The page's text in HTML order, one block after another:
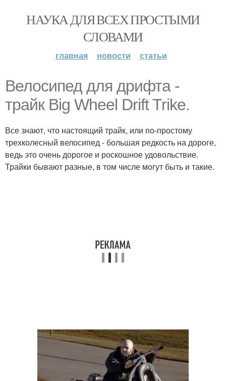
НАУКА ДЛЯ ВСЕХ ПРОСТЫМИ
СЛОВАМИ
главная новости статьи
Велосипед для дрифта -
трайк Big Wheel Drift Trike.
Все знают, что настоящий трайк, или по-простому
трехколесный велосипед - большая редкость на дороге,
ведь это очень дорогое и роскошное удовольствие.
Трайки бывают разные, в том числе могут быть и такие.